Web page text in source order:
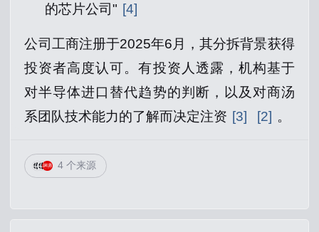
的芯片公司" [4]
公司工商注册于2025年6月，其分拆背景获得
投资者高度认可。有投资人透露，机构基于
对半导体进口替代趋势的判断，以及对商汤
系团队技术能力的了解而决定注资 [3] [2] 。
4 个来源